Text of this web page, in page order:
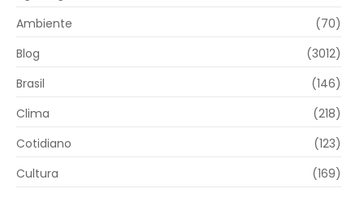
Ambiente
(70)
Blog
(3012)
Brasil
(146)
Clima
(218)
Cotidiano
(123)
Cultura
(169)